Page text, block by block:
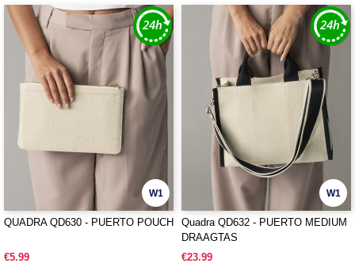
W1
QUADRA QD630 - PUERTO POUCH
€5.99
W1
Quadra QD632 - PUERTO MEDIUM
DRAAGTAS
€23.99